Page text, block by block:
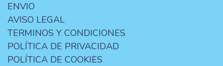
ENVIO
AVISO LEGAL
TERMINOS Y CONDICIONES
POLÍTICA DE PRIVACIDAD
POLÍTICA DE COOKIES